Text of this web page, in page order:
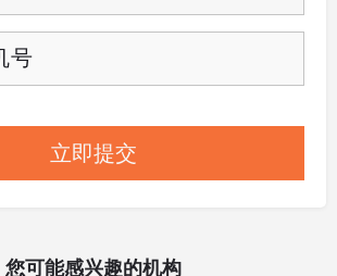
您可能感兴趣的机构